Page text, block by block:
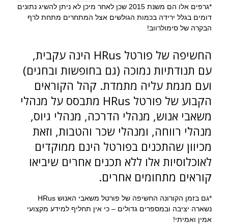
*גרפים אלו הם משנת 2015 שכן לאחר מיכן לא ניתן להשיג נתונים
דומים בגלל ירידה בכמות הגולשים אצל המתחרים מתחת לרף
הבקרה של סימולרווב!
החשיפה של פורטל HRus הינה עקבית,
עם תנודתיות נמוכה (גם בחופשות ובחגים)
ועם מגמת עליה מתמדת. קהל הקוראים
הקבוע של פורטל HRus מתבסס על מנהלי
משאבי אנוש, מנהלי הדרכה, מנהלי גיוס,
מנהלי רווחה, ומנהלי שכר והטבות, וזאת
מכיוון שהתכנים בפורטל הינם ממוקדים
לאוכלוסיות אלו ללא תכנים אחרים שיביאו
קוראים מתחומים אחרים.
*גם בזמן הקורונה החשיפה של פורטל משאבי האנוש HRus
נשארה יציבה ובמספרים גדולים – כי אין תחליף למידע מקצועי
אמין ואמיתי!